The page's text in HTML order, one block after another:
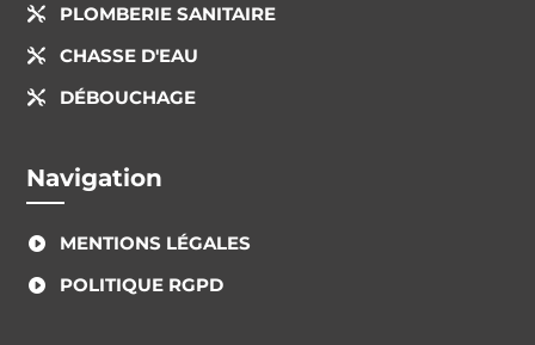
 PLOMBERIE SANITAIRE
 CHASSE D'EAU
 DÉBOUCHAGE
Navigation
 MENTIONS LÉGALES
 POLITIQUE RGPD